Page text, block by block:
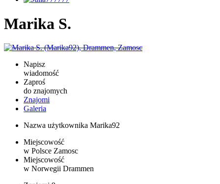
Marika S.
Napisz
wiadomość
Zaproś
do znajomych
Znajomi
Galeria
Nazwa użytkownika Marika92
Miejscowość
w Polsce Zamosc
Miejscowość
w Norwegii Drammen